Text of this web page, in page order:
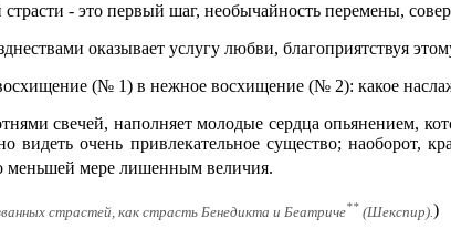
- это первый шаг, необычайность перемены,
оказывает услугу любви, благоприятствуя
(№ 1) в нежное восхищение (№ 2): какое
свечей, наполняет молодые сердца опьянением,
видеть очень привлекательное существо; наоборот,
меньшей мере лишенным величия.
страстей, как страсть Бенедикта и Беатриче** (Шекспир). )